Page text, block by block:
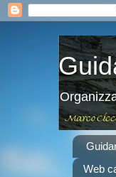
Web